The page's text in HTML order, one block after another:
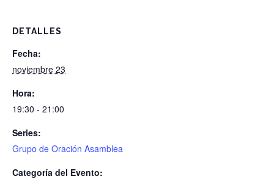
DETALLES
Fecha:
noviembre 23
Hora:
19:30 - 21:00
Series:
Grupo de Oración Asamblea
Categoría del Evento: